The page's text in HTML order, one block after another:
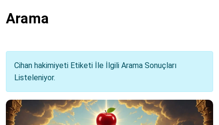
Arama
Cihan hakimiyeti Etiketi İle İlgili Arama Sonuçları
Listeleniyor.